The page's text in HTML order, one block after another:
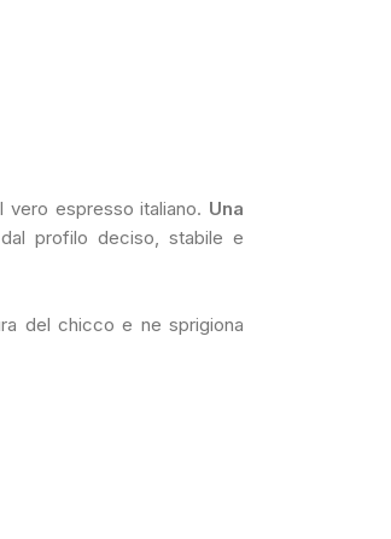
vero espresso italiano. Una
profilo deciso, stabile e
del chicco e ne sprigiona